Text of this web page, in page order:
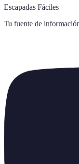
Escapadas Fáciles
Tu fuente de